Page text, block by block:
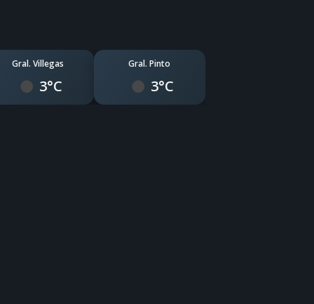
Gral. Villegas
3°C
Gral. Pinto
3°C